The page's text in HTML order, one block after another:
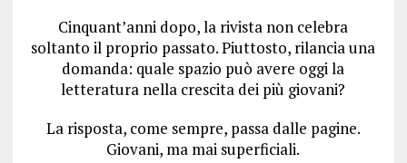
Cinquant’anni dopo, la rivista non celebra
soltanto il proprio passato. Piuttosto, rilancia una
domanda: quale spazio può avere oggi la
letteratura nella crescita dei più giovani?
La risposta, come sempre, passa dalle pagine.
Giovani, ma mai superficiali.